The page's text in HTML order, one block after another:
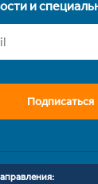
и
Подписаться